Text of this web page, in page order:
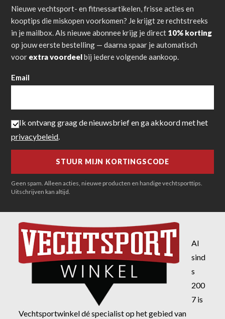
Nieuwe vechtsport- en fitnessartikelen, frisse acties en
kooptips die miskopen voorkomen? Je krijgt ze rechtstreeks
in je mailbox. Als nieuwe abonnee krijg je direct 10% korting
op jouw eerste bestelling — daarna spaar je automatisch
voor extra voordeelbij iedere volgende aankoop.
Email
Ik ontvang graag de nieuwsbrief en ga akkoord met het
privacybeleid.
Geen spam. Alleen acties, nieuwe producten en handige vechtsporttips.
Uitschrijven kan altijd.
Al
sind
s
200
7 is
Vechtsportwinkel dé specialist op het gebied van